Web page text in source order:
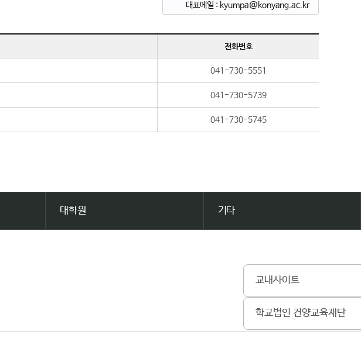
대표메일 : kyumpa@konyang.ac.kr
전화번호
041-730-5551
041-730-5739
041-730-5745
대학원 기타
교내사이트
학교법인 건양교육재단